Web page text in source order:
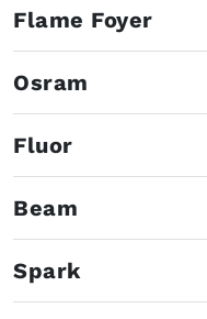
Flame Foyer
Osram
Fluor
Beam
Spark